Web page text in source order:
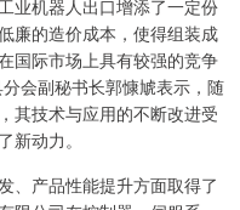
业机器人出口增添了一定份
廉的造价成本，使得组装成
国际市场上具有较强的竞争
会副秘书长郭慷虓表示，随
其技术与应用的不断改进受
新动力。
、产品性能提升方面取得了